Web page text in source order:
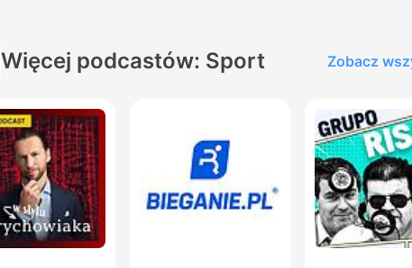
Więcej podcastów: Sport Zobacz